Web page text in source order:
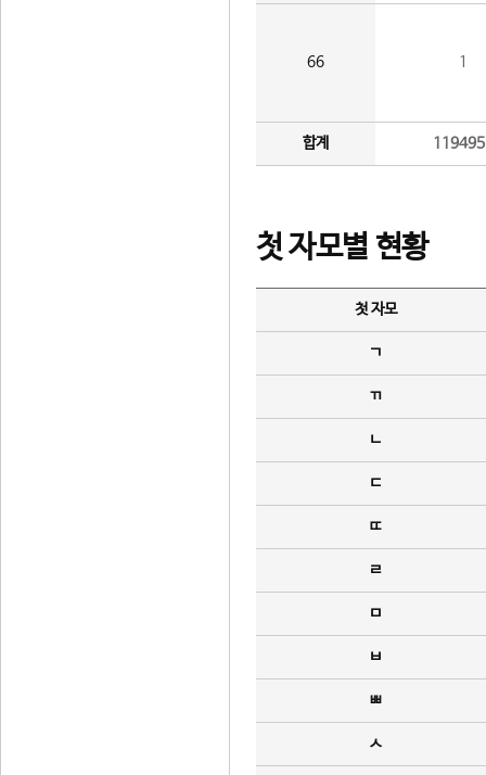
66 1
합계
첫 자모별 현황
첫 자모
ㄱ
ㄲ
ㄴ
ㄷ
ㄸ
ㄹ
ㅁ
ㅂ
ㅃ
ㅅ